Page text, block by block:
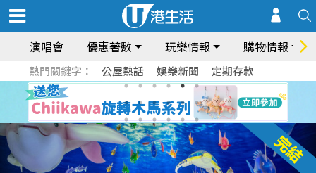
演唱會 優惠著數 玩樂情報 購物情報
熱門關鍵字： 公屋熱話 娛樂新聞 定期存款